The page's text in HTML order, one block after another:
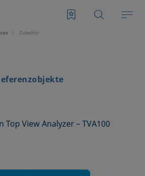
Zubehör
View Analyzer – TVA100